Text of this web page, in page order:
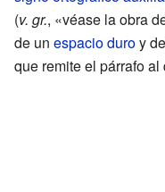
(v. gr., «véase la obra
de un espacio duroy
que remite el párrafo al